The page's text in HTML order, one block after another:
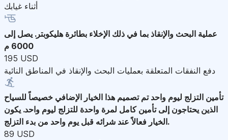
أثناء غيابك
عملية البحث والإنقاذ بما في ذلك الإخلاء بطائرة هليكوبتر. يصل إلى
6000 م
195 USD
دفع النفقات المتعلقة بعمليات البحث والإنقاذ في المناطق النائية
تأمين التزلج ليوم واحد تم تصميم هذا الخيار الإضافي خصيصاً للسياح
الذين يحتاجون إلى تأمين كامل لمرة واحدة للتزلج ليوم واحد. يكون
الخيار فعالاً عند شرائه قبل يوم واحد من بدء التزلج.
89 USD